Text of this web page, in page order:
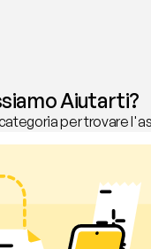
Aiutarti?
per trovare